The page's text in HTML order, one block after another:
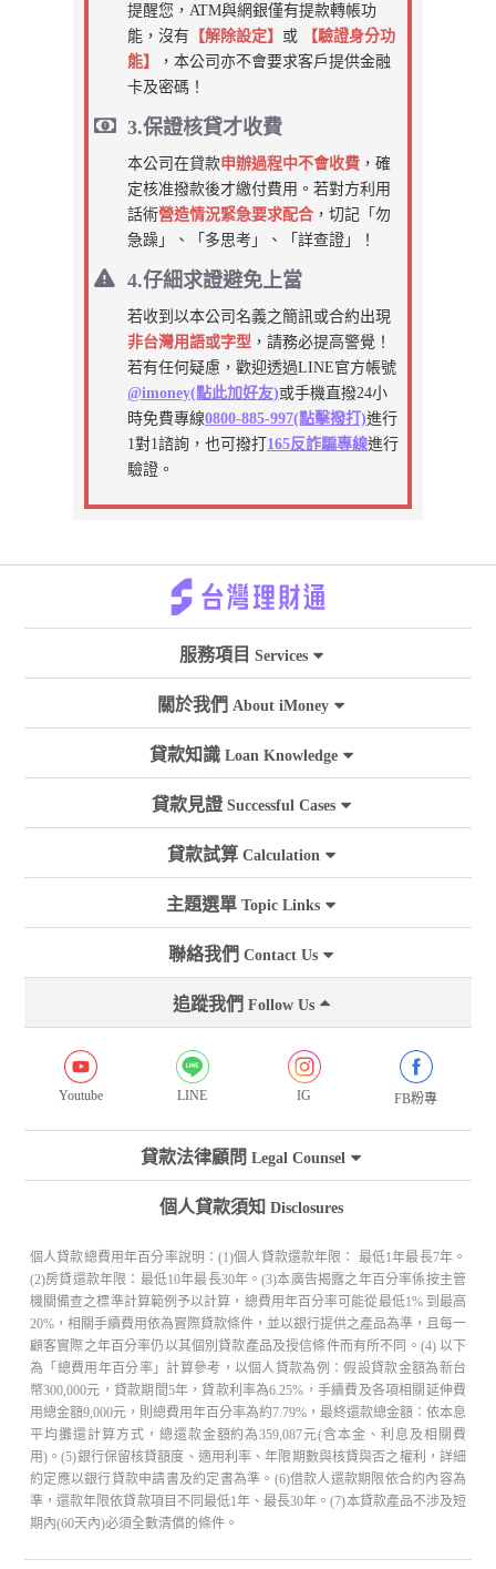
提醒您，ATM與網銀僅有提款轉帳功
能，沒有 【解除設定】 或
【驗證身分功
能】
，本公司亦不會要求客戶提供金融
卡及密碼！
3.保證核貸才收費
本公司在貸款申辦過程中不會收費 ，確
定核准撥款後才繳付費用。若對方利用
話術營造情況緊急要求配合 ，切記「勿
急躁」、「多思考」、「詳查證」！
4.仔細求證避免上當
若收到以本公司名義之簡訊或合約出現
非台灣用語或字型 ，請務必提高警覺！
若有任何疑慮，歡迎透過LINE官方帳號
@imoney(點此加好友)或手機直撥24小
時免費專線0800-885-997(點擊撥打)進行
1對1諮詢，也可撥打 165反詐騙專線進行
驗證。
服務項目 Services
關於我們 About iMoney
貸款知識 Loan Knowledge
貸款見證 Successful Cases
貸款試算 Calculation
主題選單 Topic Links
聯絡我們 Contact Us
追蹤我們 Follow Us
Youtube LINE IG FB粉專
貸款法律顧問 Legal Counsel
個人貸款須知 Disclosures
個人貸款總費用年百分率說明：(1)個人貸款還款年限： 最低1年最長7年。
(2)房貸還款年限：最低10年最長30年。(3)本廣告揭露之年百分率係按主管
機關備查之標準計算範例予以計算，總費用年百分率可能從最低1% 到最高
20%，相關手續費用依為實際貸款條件，並以銀行提供之產品為準，且每一
顧客實際之年百分率仍以其個別貸款產品及授信條件而有所不同。(4) 以下
為「總費用年百分率」計算參考，以個人貸款為例：假設貸款金額為新台
幣300,000元，貸款期間5年，貸款利率為6.25%，手續費及各項相關延伸費
用總金額9,000元，則總費用年百分率為約7.79%，最終還款總金額：依本息
平均攤還計算方式，總還款金額約為359,087元(含本金、利息及相關費
用)。(5)銀行保留核貸額度、適用利率、年限期數與核貸與否之權利，詳細
約定應以銀行貸款申請書及約定書為準。(6)借款人還款期限依合約內容為
準，還款年限依貸款項目不同最低1年、最長30年。(7)本貸款產品不涉及短
期內(60天內)必須全數清償的條件。